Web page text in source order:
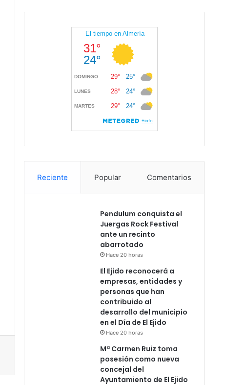
Reciente Popular Comentarios
Pendulum conquista el
Juergas Rock Festival
ante un recinto
abarrotado
Hace 20 horas
El Ejido reconocerá a
empresas, entidades y
personas que han
contribuido al
desarrollo del municipio
en el Día de El Ejido
Hace 20 horas
Mª Carmen Ruiz toma
posesión como nueva
concejal del
Ayuntamiento de El Ejido